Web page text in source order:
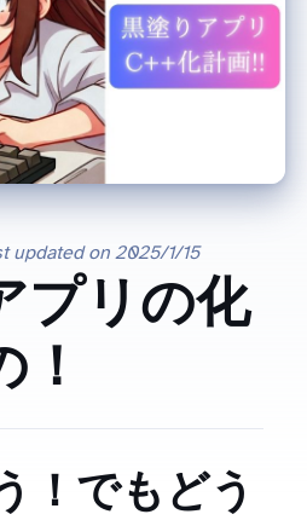
updated on 2025/1/15
リのC++化
！
う！でもどう